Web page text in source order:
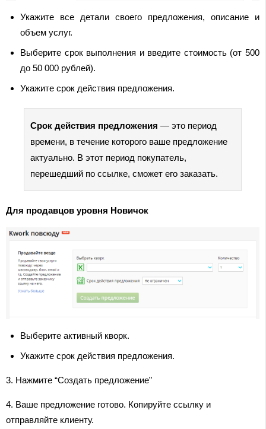
Укажите все детали своего предложения, описание и
объем услуг.
Выберите срок выполнения и введите стоимость (от 500
до 50 000 рублей).
Укажите срок действия предложения.
Срок действия предложения — это период
времени, в течение которого ваше предложение
актуально. В этот период покупатель,
перешедший по ссылке, сможет его заказать.
Для продавцов уровня Новичок
Выберите активный кворк.
Укажите срок действия предложения.
3. Нажмите “Создать предложение”
4. Ваше предложение готово. Копируйте ссылку и
отправляйте клиенту.